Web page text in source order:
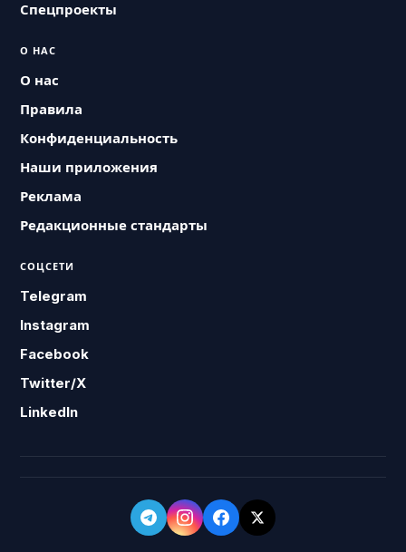
Спецпроекты
О НАС
О нас
Правила
Конфиденциальность
Наши приложения
Реклама
Редакционные стандарты
СОЦСЕТИ
Telegram
Instagram
Facebook
Twitter/X
LinkedIn